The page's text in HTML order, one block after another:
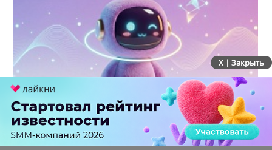
Яндекс отключил навыки в чате с Алисой AI и
мобильных приложениях
X | Закрыть